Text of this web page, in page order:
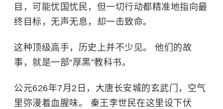
目，可能忧国忧民，但一切行动都精准地指向最
终目标，无声无息，却一击致命。
这种顶级高手，历史上并不少见。 他们的故
事，就是一部“厚黑”教科书。
公元626年7月2日，大唐长安城的玄武门，空气
里弥漫着血腥味。 秦王李世民在这里设下伏